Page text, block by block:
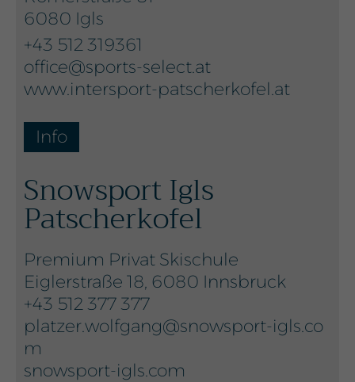
6080 Igls
+43 512 319361
office@sports-select.at
www.intersport-patscherkofel.at
Info
Snowsport Igls
Patscherkofel
Premium Privat Skischule
Eiglerstraße 18, 6080 Innsbruck
+43 512 377 377
platzer.wolfgang@snowsport-igls.co
m
snowsport-igls.com